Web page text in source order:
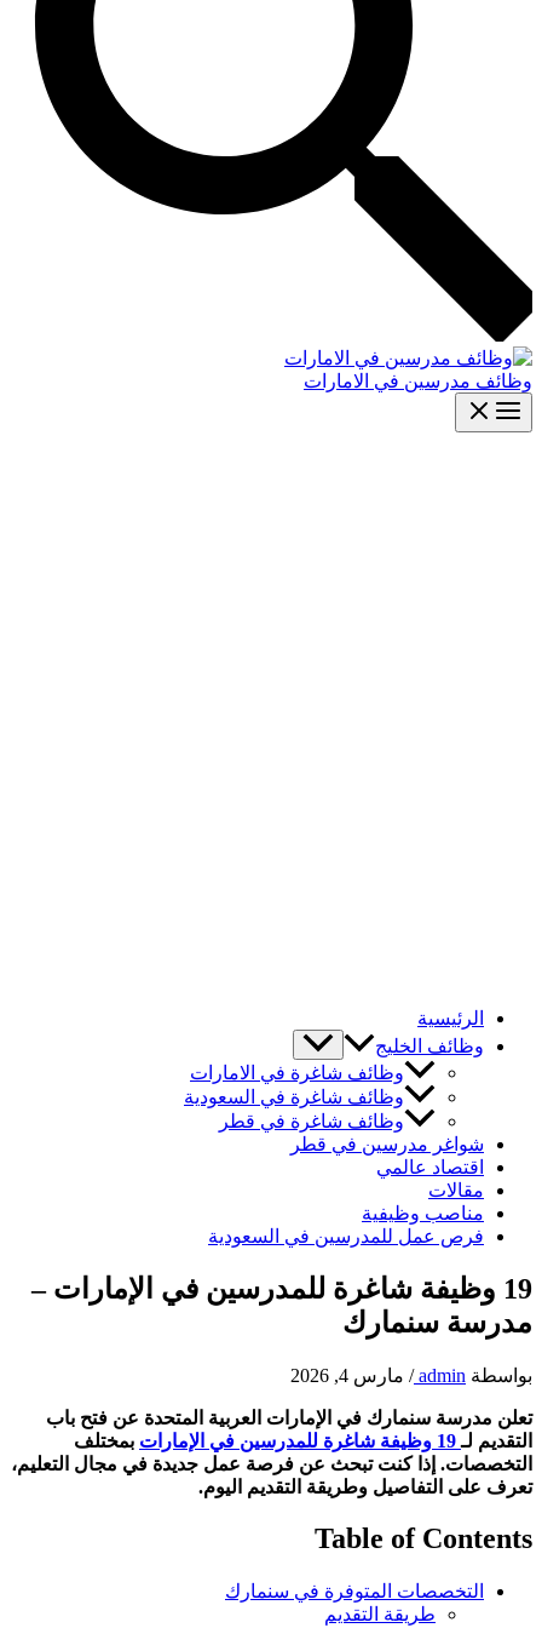
وظائف مدرسين في الامارات
الرئيسية
وظائف الخليج
وظائف شاغرة في الامارات
وظائف شاغرة في السعودية
وظائف شاغرة في قطر
شواغر مدرسين في قطر
اقتصاد عالمي
مقالات
مناصب وظيفية
فرص عمل للمدرسين في السعودية
19 وظيفة شاغرة للمدرسين في الإمارات –
مدرسة سنمارك
بواسطة admin
/ مارس 4, 2026
تعلن مدرسة سنمارك في الإمارات العربية المتحدة عن فتح باب
التقديم لـ19 وظيفة شاغرة للمدرسين في الإمارات
بمختلف
التخصصات. إذا كنت تبحث عن فرصة عمل جديدة في مجال التعليم،
تعرف على التفاصيل وطريقة التقديم اليوم.
Table of Contents
التخصصات المتوفرة في سنمارك
طريقة التقديم